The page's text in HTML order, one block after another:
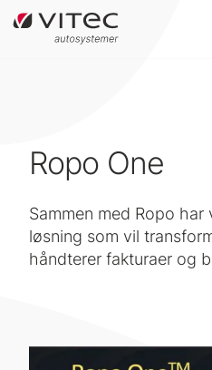
Ropo One
Sammen med Ropo
løsning som vil
håndterer fakturaer og